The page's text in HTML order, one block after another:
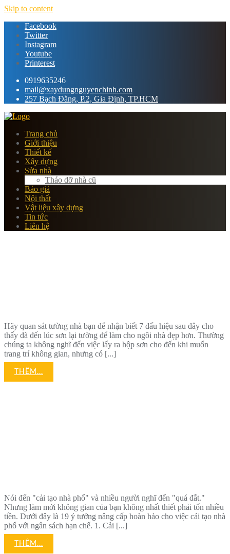
Skip to content
Facebook
Twitter
Instagram
Youtube
Printerest
0919635246
mail@xaydungnguyenchinh.com
257 Bạch Đằng, P.2, Gia Định, TP.HCM
Trang chủ
Giới thiệu
Thiết kế
Xây dựng
Sửa nhà
Tháo dỡ nhà cũ
Báo giá
Nội thất
Vật liệu xây dựng
Tin tức
Liên hệ
Hãy quan sát tường nhà bạn để nhận biết 7 dấu hiệu sau đây cho
thấy đã đến lúc sơn lại tường để làm cho ngôi nhà đẹp hơn. Thường
chúng ta không nghĩ đến việc lấy ra hộp sơn cho đến khi muốn
trang trí không gian, nhưng có [...]
THÊM...
Nói đến "cải tạo nhà phố" và nhiều người nghĩ đến "quá đắt."
Nhưng làm mới không gian của bạn không nhất thiết phải tốn nhiều
tiền. Dưới đây là 19 ý tưởng nâng cấp hoàn hảo cho việc cải tạo nhà
phố với ngân sách hạn chế. 1. Cải [...]
THÊM...